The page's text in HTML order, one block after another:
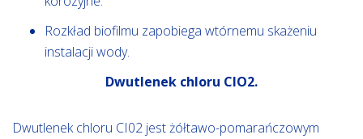
Rozkład biofilmu zapobiega wtórnemu skażeniu
instalacji wody.
Dwutlenek chloru ClO2.
Dwutlenek chloru CI02 jest żółtawo-pomarańczowym